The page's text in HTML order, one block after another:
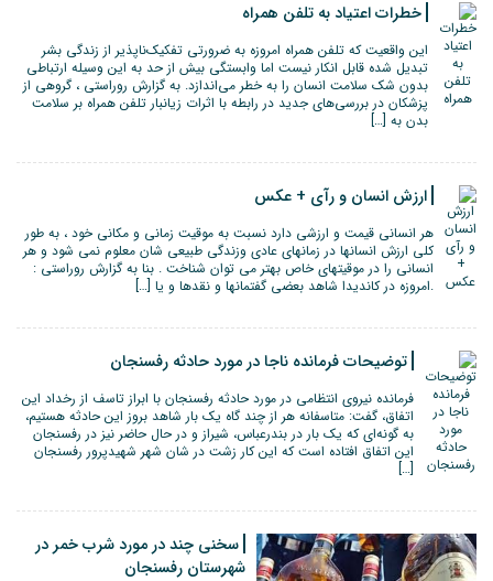
خطرات اعتیاد به تلفن همراه
این واقعیت که تلفن همراه امروزه به ضرورتی تفکیک‌ناپذیر از زندگی بشر
تبدیل شده قابل انکار نیست اما وابستگی بیش از حد به این وسیله ارتباطی
بدون شک سلامت انسان را به خطر می‌اندازد. به گزارش روراستی ، گروهی از
پزشکان در بررسی‌های جدید در رابطه با اثرات زیانبار تلفن همراه بر سلامت
بدن به […]
ارزش انسان و رآی + عکس
هر انسانی قیمت و ارزشی دارد نسبت به موقیت زمانی و مکانی خود ، به طور
کلی ارزش انسانها در زمانهای عادی وزندگی طبیعی شان معلوم نمی شود و هر
انسانی را در موقیتهای خاص بهتر می توان شناخت . بنا به گزارش روراستی :
.امروزه در کاندیدا شاهد بعضی گفتمانها و نقدها و یا […]
توضیحات فرمانده ناجا در مورد حادثه رفسنجان
فرمانده نیروی انتظامی در مورد حادثه رفسنجان با ابراز تاسف از رخداد این
اتفاق، گفت: متاسفانه هر از چند گاه یک بار شاهد بروز این حادثه هستیم،
به گونه‌ای که یک بار در بندرعباس، شیراز و در حال حاضر نیز در رفسنجان
این اتفاق افتاده است که این کار زشت در شان شهر شهیدپرور رفسنجان
[…]
سخنی چند در مورد شرب خمر در
شهرستان رفسنجان